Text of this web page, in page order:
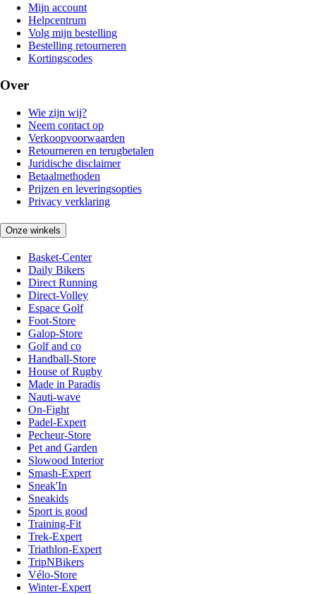
Mijn account
Helpcentrum
Volg mijn bestelling
Bestelling retourneren
Kortingscodes
Over
Wie zijn wij?
Neem contact op
Verkoopvoorwaarden
Retourneren en terugbetalen
Juridische disclaimer
Betaalmethoden
Prijzen en leveringsopties
Privacy verklaring
Onze winkels
Basket-Center
Daily Bikers
Direct Running
Direct-Volley
Espace Golf
Foot-Store
Galop-Store
Golf and co
Handball-Store
House of Rugby
Made in Paradis
Nauti-wave
On-Fight
Padel-Expert
Pecheur-Store
Pet and Garden
Slowood Interior
Smash-Expert
Sneak'In
Sneakids
Sport is good
Training-Fit
Trek-Expert
Triathlon-Expert
TripNBikers
Vélo-Store
Winter-Expert